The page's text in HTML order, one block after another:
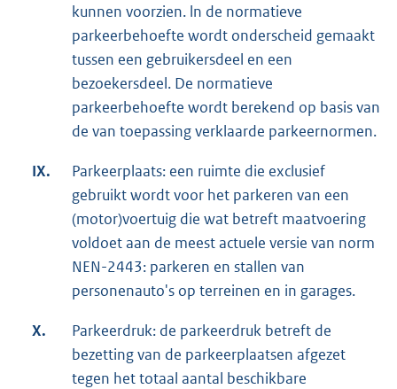
kunnen voorzien. ln de normatieve
parkeerbehoefte wordt onderscheid gemaakt
tussen een gebruikersdeel en een
bezoekersdeel. De normatieve
parkeerbehoefte wordt berekend op basis van
de van toepassing verklaarde parkeernormen.
IX.
Parkeerplaats: een ruimte die exclusief
gebruikt wordt voor het parkeren van een
(motor)voertuig die wat betreft maatvoering
voldoet aan de meest actuele versie van norm
NEN-2443: parkeren en stallen van
personenauto's op terreinen en in garages.
X.
Parkeerdruk: de parkeerdruk betreft de
bezetting van de parkeerplaatsen afgezet
tegen het totaal aantal beschikbare